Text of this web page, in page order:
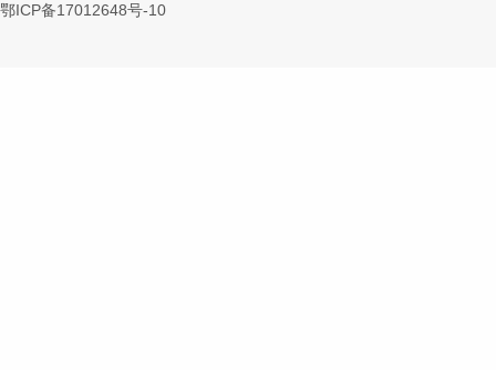
鄂ICP备17012648号-10